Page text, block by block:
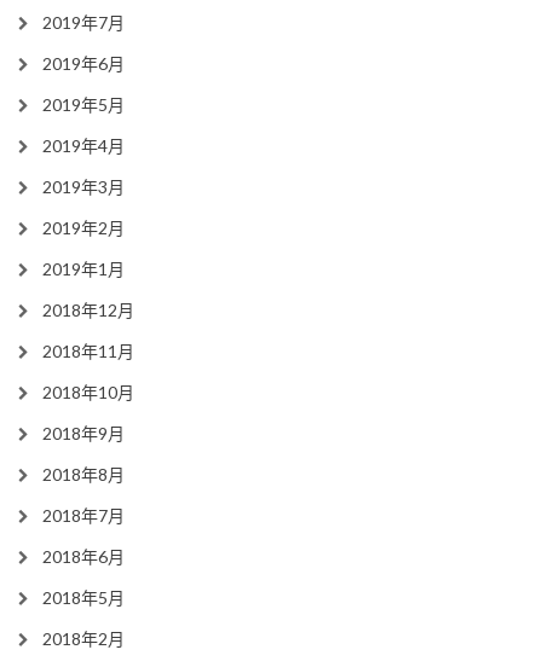
2019年7月
2019年6月
2019年5月
2019年4月
2019年3月
2019年2月
2019年1月
2018年12月
2018年11月
2018年10月
2018年9月
2018年8月
2018年7月
2018年6月
2018年5月
2018年2月